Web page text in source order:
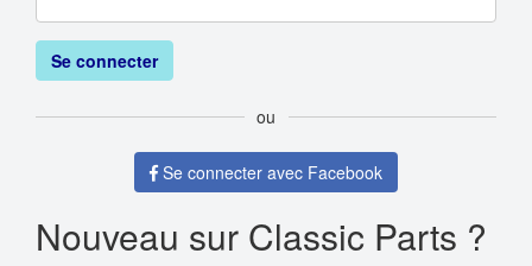
Se connecter
ou
Se connecter avec Facebook
Nouveau sur Classic Parts ?